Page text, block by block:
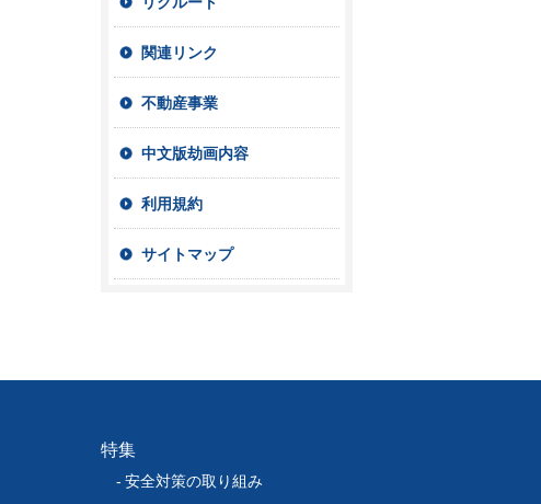
関連リンク
不動産事業
中文版劫画内容
利用規約
サイトマップ
特集
安全対策の取り組み